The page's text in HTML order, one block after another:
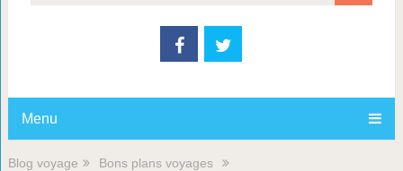
Menu
Blog voyage
Bons plans voyages